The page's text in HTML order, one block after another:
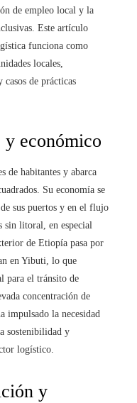
de empleo local y la
Este artículo
funciona como
locales,
de prácticas
y económico
de habitantes y abarca
Su economía se
sus puertos y en el flujo
sin litoral, en especial
de Etiopía pasa por
en Yibuti, lo que
para el tránsito de
concentración de
impulsado la necesidad
sostenibilidad y
logístico.
y